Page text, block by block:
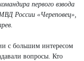
первого взвода
России «Череповец»,
с большим интересом
вопросы. Кто